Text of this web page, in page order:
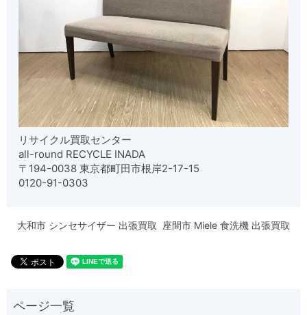
リサイクル買取センター
all-round RECYCLE INADA
〒194-0038 東京都町田市根岸2-17-15
0120-91-0303
大和市 シンセサイザー 出張買取 座間市 Miele 食洗機 出張買取